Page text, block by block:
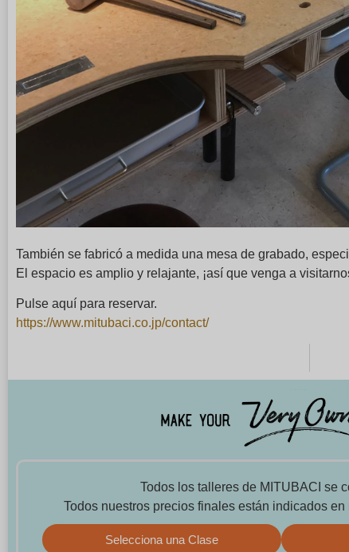
También se fabricó a medida una mesa de grabado,
El espacio es amplio y relajante, ¡así que venga a
Pulse aquí para reservar.
https://www.mitubaci.co.jp/contact/
Todos los talleres de MITUBACI se
Todos nuestros precios finales están indicados
Selecciona una Clase